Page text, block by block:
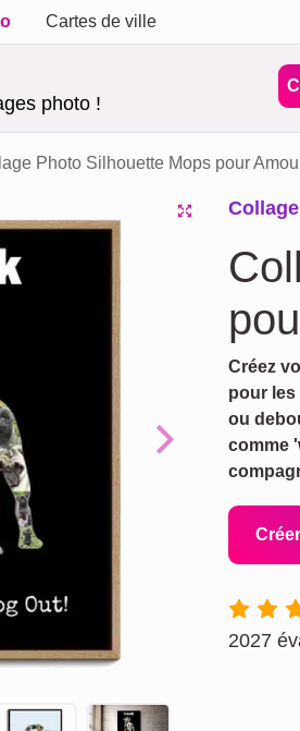
Cartes de ville
photo !
Photo Silhouette Mops pour
Next
Créez
pour les
ou
comme
2027